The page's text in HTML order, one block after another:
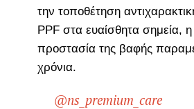
την τοποθέτηση
PPF στα ευαίσθητα σημεία,
προστασία της βαφής
χρόνια.
@ns_premium_care